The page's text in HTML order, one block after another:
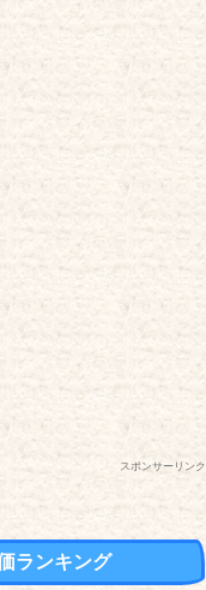
スポンサーリンク
ランキング